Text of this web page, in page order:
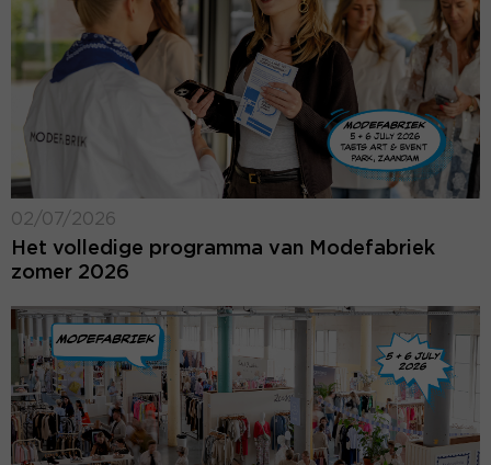
02/07/2026
Het volledige programma van Modefabriek
zomer 2026